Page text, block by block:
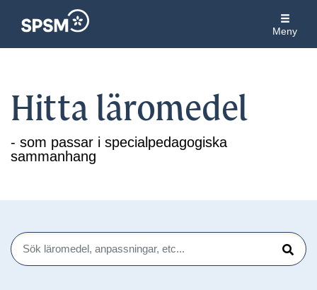
Meny
Hitta läromedel
- som passar i specialpedagogiska
sammanhang
Sök
Sök